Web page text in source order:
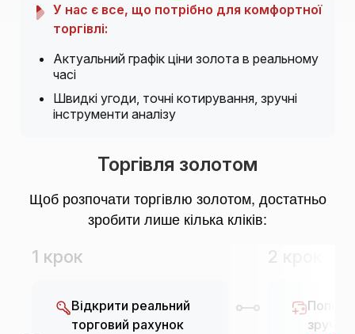
У нас є все, що потрібно для комфортної
торгівлі:
Актуальний графік ціни золота в реальному
часі
Швидкі угоди, точні котирування, зручні
інструменти аналізу
Торгівля золотом
Щоб розпочати торгівлю золотом, достатньо
зробити лише кілька кліків:
1 крок
Відкрити реальний
торговий рахунок
2 крок